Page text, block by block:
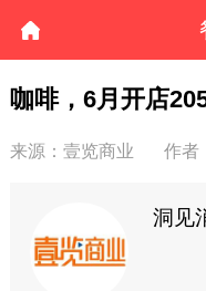
咖啡，6月开店
来源：壹览商业 作者
洞见